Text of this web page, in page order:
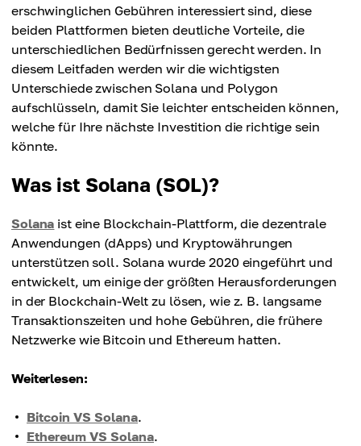
erschwinglichen Gebühren interessiert sind, diese
beiden Plattformen bieten deutliche Vorteile, die
unterschiedlichen Bedürfnissen gerecht werden. In
diesem Leitfaden werden wir die wichtigsten
Unterschiede zwischen Solana und Polygon
aufschlüsseln, damit Sie leichter entscheiden können,
welche für Ihre nächste Investition die richtige sein
könnte.
Was ist Solana (SOL)?
Solana ist eine Blockchain-Plattform, die dezentrale
Anwendungen (dApps) und Kryptowährungen
unterstützen soll. Solana wurde 2020 eingeführt und
entwickelt, um einige der größten Herausforderungen
in der Blockchain-Welt zu lösen, wie z. B. langsame
Transaktionszeiten und hohe Gebühren, die frühere
Netzwerke wie Bitcoin und Ethereum hatten.
Weiterlesen:
Bitcoin VS Solana.
Ethereum VS Solana.